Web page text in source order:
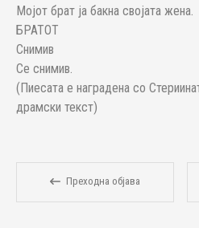
Мојот брат ја бакна својата жена.
БРАТОТ
Снимив
Се снимив.
(Пиесата е наградена со
драмски текст)
Преходна објава